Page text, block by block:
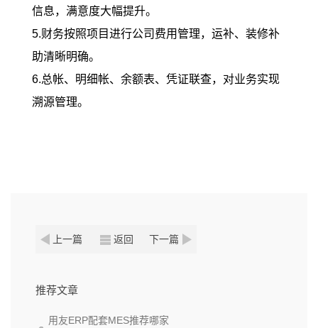
信息，满意度大幅提升。
5.财务按照项目进行公司费用管理，运补、装修补
助清晰明确。
6.总帐、明细帐、余额表、凭证联查，对业务实现
溯源管理。
上一篇 返回 下一篇
推荐文章
用友ERP配套MES推荐哪家